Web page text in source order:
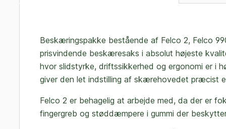
Beskæringspakke bestående af Felco 2, Felco
prisvindende beskæresaks i absolut højeste
hvor slidstyrke, driftssikkerhed og ergonomi er i
giver den let indstilling af skærehovedet præcist
Felco 2 er behagelig at arbejde med, da der er
fingergreb og støddæmpere i gummi der